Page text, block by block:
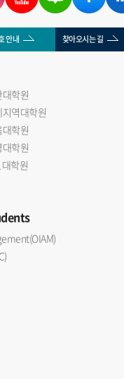
안내 찾아오시는 길
대학원
지역대학원
대학원
대학원
대학원